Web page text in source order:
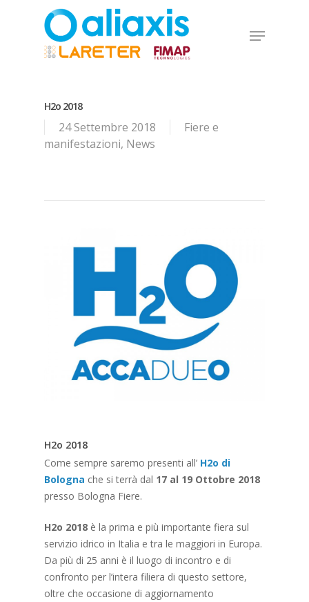
Menu
H2o 2018
24 Settembre 2018
Fiere e
manifestazioni, News
H2o 2018
Come sempre saremo presenti all’ H2o di
Bologna che si terrà dal 17 al 19 Ottobre 2018
presso Bologna Fiere.
H2o 2018 è la prima e più importante fiera sul
servizio idrico in Italia e tra le maggiori in Europa.
Da più di 25 anni è il luogo di incontro e di
confronto per l’intera filiera di questo settore,
oltre che occasione di aggiornamento